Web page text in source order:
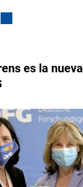
es la